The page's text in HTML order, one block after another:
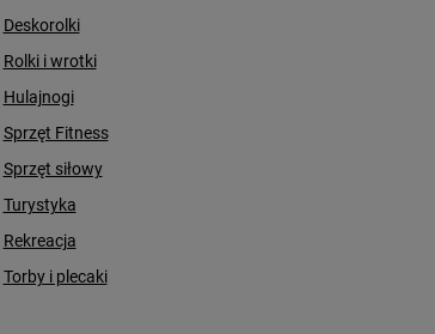
Deskorolki
Rolki i wrotki
Hulajnogi
Sprzęt Fitness
Sprzęt siłowy
Turystyka
Rekreacja
Torby i plecaki